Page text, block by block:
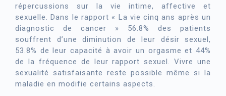
répercussions sur la vie intime, affective et
sexuelle. Dans le rapport « La vie cinq ans après un
diagnostic de cancer » 56.8% des patients
souffrent d’une diminution de leur désir sexuel,
53.8% de leur capacité à avoir un orgasme et 44%
de la fréquence de leur rapport sexuel. Vivre une
sexualité satisfaisante reste possible même si la
maladie en modifie certains aspects.